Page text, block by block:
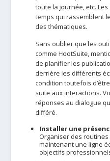
toute la journée, etc.
temps qui rassemblent
des thématiques.
Sans oublier que les
comme HootSuite,
de planifier les
derrière les différents
condition toutefois
suite aux interactions.
réponses au dialogue
différé.
Installer une
Organiser des
maintenant une ligne
objectifs